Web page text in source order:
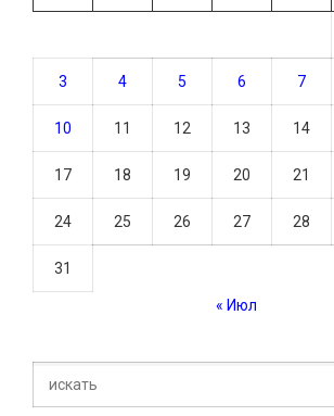
3 4 5 6 7
10 11 12 13 14
17 18 19 20 21
24 25 26 27 28
31
« Июл